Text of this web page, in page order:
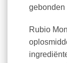
gebonden
Rubio